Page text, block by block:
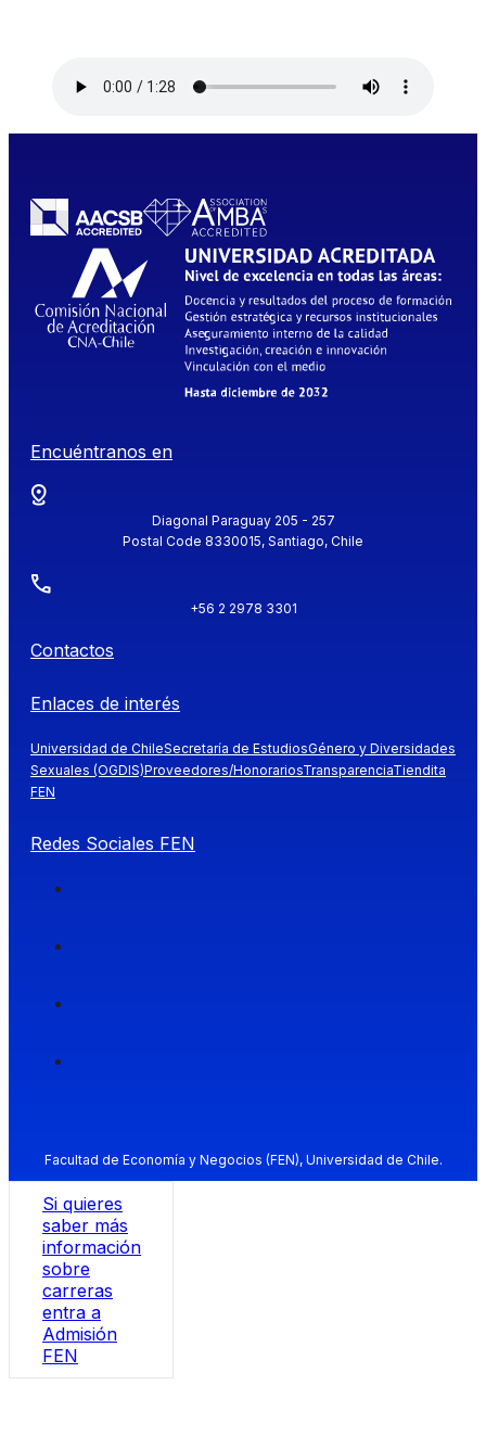
Encuéntranos en
Diagonal Paraguay 205 - 257
Postal Code 8330015, Santiago, Chile
+56 2 2978 3301
Contactos
Enlaces de interés
Universidad de ChileSecretaría de EstudiosGénero y Diversidades
Sexuales (OGDIS)Proveedores/HonorariosTransparenciaTiendita
FEN
Redes Sociales FEN
Facultad de Economía y Negocios (FEN), Universidad de Chile.
Si quieres
saber más
información
sobre
carreras
entra a
Admisión
FEN